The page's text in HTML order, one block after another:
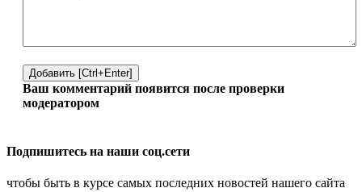
Добавить [Ctrl+Enter]
Ваш комментарий появится после проверки
модератором
Подпишитесь на наши соц.сети
чтобы быть в курсе самых последних новостей нашего сайта